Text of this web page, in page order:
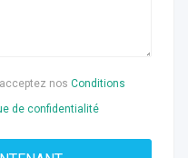
nos Conditions
de confidentialité